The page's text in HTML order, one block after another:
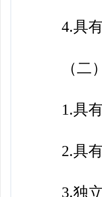
4.具有
（二）
1.具有
2.具有
3.独立